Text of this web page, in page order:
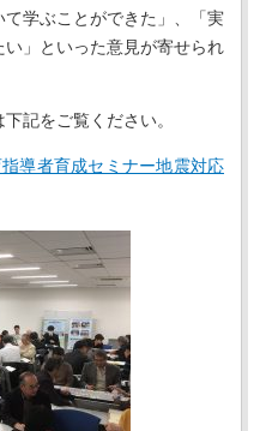
学ぶことができた」、「実
」といった意見が寄せられ
記をご覧ください。
指導者育成セミナー地震対応